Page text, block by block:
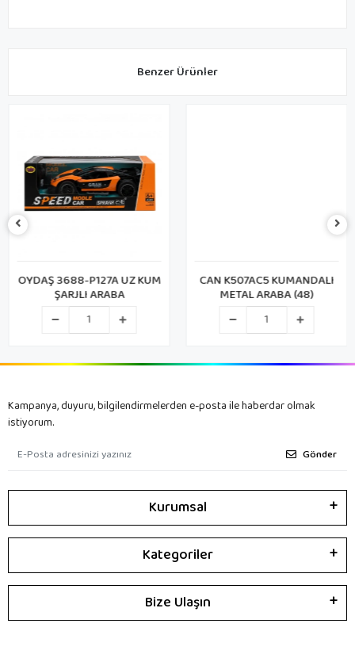
Benzer Ürünler
OYDAŞ 3688-P127A UZ KUM
ŞARJLI ARABA
CAN K507AC5 KUMANDALI
METAL ARABA (48)
Kampanya, duyuru, bilgilendirmelerden e-posta ile haberdar olmak
istiyorum.
Gönder
Kurumsal
Kategoriler
Bize Ulaşın